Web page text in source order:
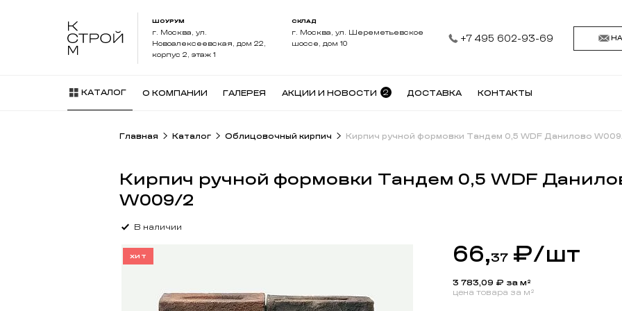
ШОУРУМ
г. Москва, ул.
Новоалексеевская, дом 22,
корпус 2, этаж 1
СКЛАД
г. Москва, ул. Шереметьевское
шоссе, дом 10
+7 495 602-93-69
КАТАЛОГ О КОМПАНИИ ГАЛЕРЕЯ АКЦИИ И НОВОСТИ 2 ДОСТАВКА КОНТАКТЫ
Главная Каталог Облицовочный кирпич Кирпич ручной формовки Тандем 0,5 WDF Данилово
Кирпич ручной формовки Тандем 0,5 WDF
W009/2
В наличии
ХИТ 66,37 ₽/шт
3 783,09 ₽ за м²
цена товара за м²